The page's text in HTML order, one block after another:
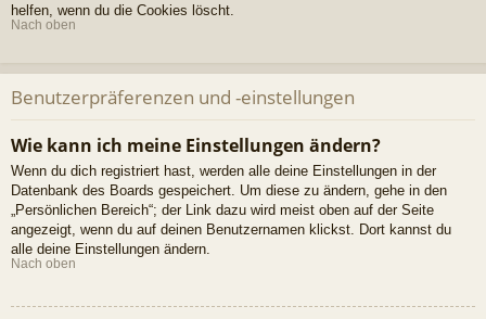
helfen, wenn du die Cookies löscht.
Nach oben
Benutzerpräferenzen und -einstellungen
Wie kann ich meine Einstellungen ändern?
Wenn du dich registriert hast, werden alle deine Einstellungen in der
Datenbank des Boards gespeichert. Um diese zu ändern, gehe in den
„Persönlichen Bereich“; der Link dazu wird meist oben auf der Seite
angezeigt, wenn du auf deinen Benutzernamen klickst. Dort kannst du
alle deine Einstellungen ändern.
Nach oben